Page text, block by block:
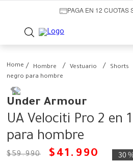
PAGA EN 12 CUOTAS
Hombre Vestuario Shorts
negro para hombre
Under Armour
UA Velociti Pro 2 en
para hombre
$59.990 $ 41 . 990 30